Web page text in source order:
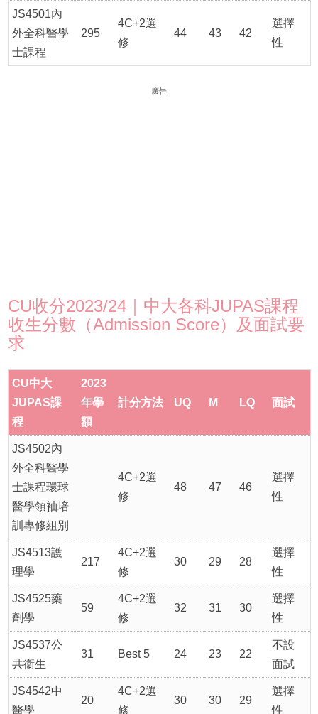
JS4501內
外全科醫學
士課程
295
4C+2選
修
44 43 42
選擇
性
廣告
CU收分2023/24｜中大各科JUPAS課程
收生分數（Admission Score）及面試要
求
CU中大
JUPAS課
程
2023
年學
額
計分方法 UQ M LQ 面試
JS4502內
外全科醫學
士課程環球
醫學領袖培
訓專修組別
4C+2選
修
48 47 46
選擇
性
JS4513護
理學
217
4C+2選
修
30 29 28
選擇
性
JS4525藥
劑學
59
4C+2選
修
32 31 30
選擇
性
JS4537公
共衞生
31 Best 5 24 23 22
不設
面試
JS4542中
醫學
20
4C+2選
修
30 30 29
選擇
性